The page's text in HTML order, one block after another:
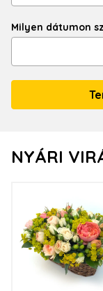
Milyen dátumon
NYÁRI